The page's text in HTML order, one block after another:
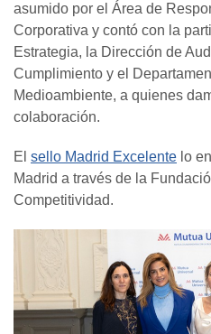
asumido por el Área de
Corporativa y contó con la
Estrategia, la Dirección de
Cumplimiento y el
Medioambiente, a quienes
colaboración.
El sello Madrid Excelente lo
Madrid a través de la
Competitividad.